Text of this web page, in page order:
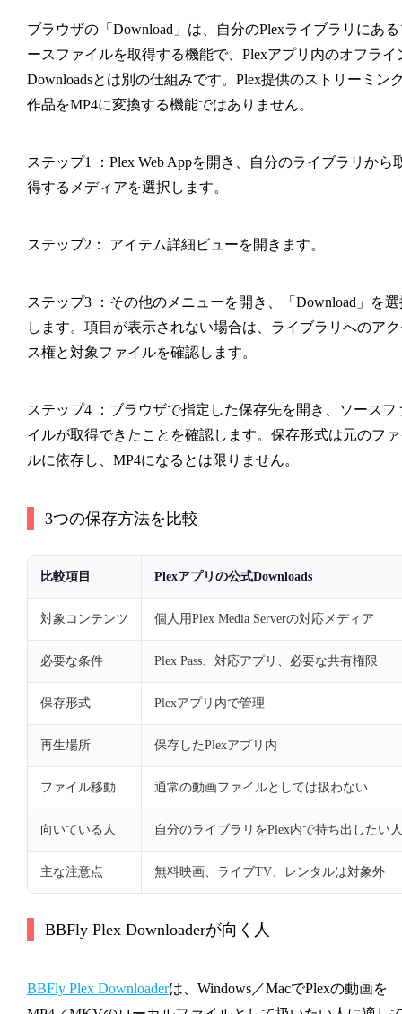
ブラウザの「Download」は、自分のPlexライブラリにある
ースファイルを取得する機能で、Plexアプリ内のオフライ
Downloadsとは別の仕組みです。Plex提供のストリーミン
作品をMP4に変換する機能ではありません。
ステップ1
：Plex Web Appを開き、自分のライブラリから
得するメディアを選択します。
ステップ2 ： アイテム詳細ビューを開きます。
ステップ3
：その他のメニューを開き、「Download」を選
します。項目が表示されない場合は、ライブラリへのア
ス権と対象ファイルを確認します。
ステップ4
：ブラウザで指定した保存先を開き、ソースフ
イルが取得できたことを確認します。保存形式は元のフ
ルに依存し、MP4になるとは限りません。
3つの保存方法を比較
比較項目 Plexアプリの公式Downloads
対象コンテンツ 個人用Plex Media Serverの対応メディア
必要な条件 Plex Pass、対応アプリ、必要な共有権限
保存形式 Plexアプリ内で管理
再生場所 保存したPlexアプリ内
ファイル移動 通常の動画ファイルとしては扱わない
向いている人 自分のライブラリをPlex内で持ち出したい人
主な注意点 無料映画、ライブTV、レンタルは対象外
BBFly Plex Downloaderが向く人
BBFly Plex Downloaderは、Windows／MacでPlexの動画を